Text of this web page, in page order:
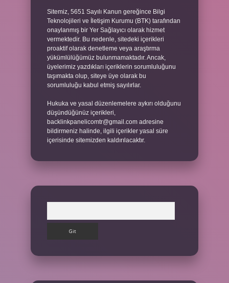
Sitemiz, 5651 Sayılı Kanun gereğince Bilgi
Teknolojileri ve İletişim Kurumu (BTK) tarafından
onaylanmış bir Yer Sağlayıcı olarak hizmet
vermektedir. Bu nedenle, sitedeki içerikleri
proaktif olarak denetleme veya araştırma
yükümlülüğümüz bulunmamaktadır. Ancak,
üyelerimiz yazdıkları içeriklerin sorumluluğunu
taşımakta olup, siteye üye olarak bu
sorumluluğu kabul etmiş sayılırlar.
Hukuka ve yasal düzenlemelere aykırı olduğunu
düşündüğünüz içerikleri,
backlinkpanelicomtr@gmail.com adresine
bildirmeniz halinde, ilgili içerikler yasal süre
içerisinde sitemizden kaldırılacaktır.